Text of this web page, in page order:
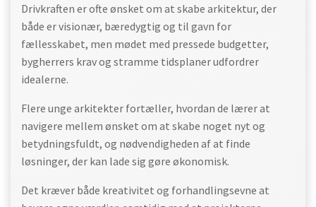
Drivkraften er ofte ønsket om at skabe arkitektur, der
både er visionær, bæredygtig og til gavn for
fællesskabet, men mødet med pressede budgetter,
bygherrers krav og stramme tidsplaner udfordrer
idealerne.
Flere unge arkitekter fortæller, hvordan de lærer at
navigere mellem ønsket om at skabe noget nyt og
betydningsfuldt, og nødvendigheden af at finde
løsninger, der kan lade sig gøre økonomisk.
Det kræver både kreativitet og forhandlingsevne at